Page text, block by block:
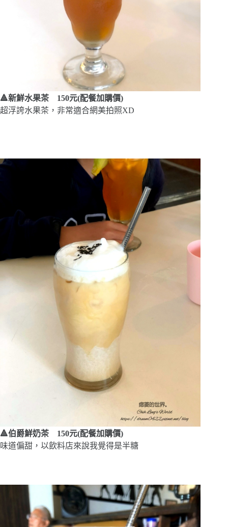
🔺新鮮水果茶 150元(配餐加購價)
超浮誇水果茶，非常適合網美拍照XD
🔺伯爵鮮奶茶 150元(配餐加購價)
味道偏甜，以飲料店來說我覺得是半糖